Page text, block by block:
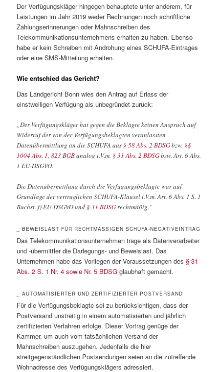
Der Verfügungskläger hingegen behauptete unter anderem, für
Leistungen im Jahr 2019 weder Rechnungen noch schriftliche
Zahlungserinnerungen oder Mahnschreiben des
Telekommunikationsunternehmens erhalten zu haben. Ebenso
habe er kein Schreiben mit Androhung eines SCHUFA-Eintrages
oder eine SMS-Mitteilung erhalten.
Wie entschied das Gericht?
Das Landgericht Bonn wies den Antrag auf Erlass der
einstweiligen Verfügung als unbegründet zurück:
„Der Verfügungskläger hat gegen die Beklagte keinen Anspruch auf
Widerruf der von der Verfügungsbeklagten veranlassten
Datenübermittlung an die SCHUFA aus § 58 Abs. 2 BDSGbzw. §§
1004 Abs. 1,823 BGBanalog i.V.m. § 31 Abs. 2 BDSGbzw. Art. 6 Abs.
1 EU-DSGVO.
Die Datenübermittlung durch die Verfügungsbeklagte war auf
Grundlage der vertraglichen SCHUFA-Klausel i.V.m. Art. 6 Abs. 1 S. 1
Buchst. f) EU-DSGVO und § 31 BDSGrechtmäßig.“
_ BEWEISLAST FÜR RECHTMÄSSIGEN SCHUFA-NEGATIVEINTRAG
Das Telekommunikationsunternehmen trage als Datenverarbeiter
und -übermittler die Darlegungs- und Beweislast. Das
Unternehmen habe das Vorliegen der Voraussetzungen des§ 31
Abs. 2 S. 1 Nr. 4 sowie Nr. 5 BDSG glaubhaft gemacht.
_ AUTOMATISIERTER UND ZERTIFIZIERTER POSTVERSAND
Für die Verfügungsbeklagte sei zu berücksichtigen, dass der
Postversand unstreitig in einem automatisierten und jährlich
zertifizierten Verfahren erfolge. Dieser Vortrag genüge der
Kammer, um auch vom tatsächlichen Versand der
Mahnschreiben auszugehen. Jedenfalls die hier
streitgegenständlichen Postsendungen seien an die zutreffende
Wohnadresse des Verfügungsklägers adressiert.